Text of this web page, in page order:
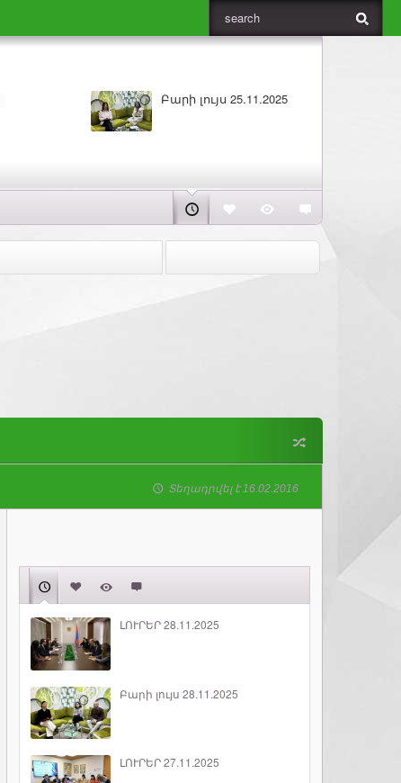
Բարի լույս 25.11.2025
Տեղադրվել է 16.02.2016
ԼՈՒՐԵՐ 28.11.2025
Բարի լույս 28.11.2025
ԼՈՒՐԵՐ 27.11.2025